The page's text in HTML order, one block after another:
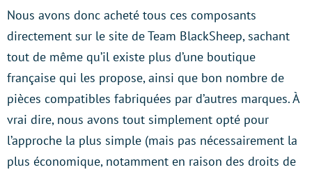
Nous avons donc acheté tous ces composants
directement sur le site de Team BlackSheep, sachant
tout de même qu’il existe plus d’une boutique
française qui les propose, ainsi que bon nombre de
pièces compatibles fabriquées par d’autres marques. À
vrai dire, nous avons tout simplement opté pour
l’approche la plus simple (mais pas nécessairement la
plus économique, notamment en raison des droits de